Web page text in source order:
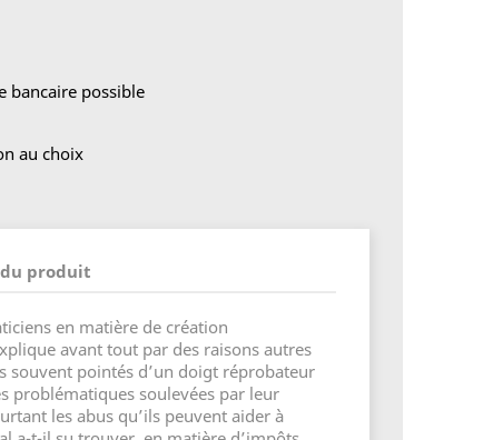
bancaire possible
au choix
produit
en matière de création
avant tout par des raisons autres
souvent pointés d’un doigt réprobateur
problématiques soulevées par leur
les abus qu’ils peuvent aider à